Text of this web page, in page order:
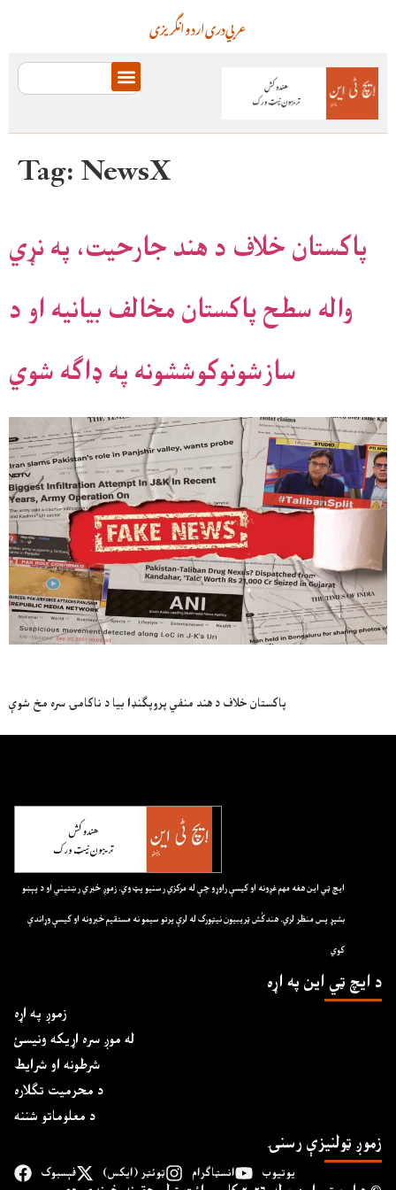
انگریزیاردودریعربي
Tag:NewsX
پاکستان خلاف د هند جارحيت، په نړي
واله سطح پاکستان مخالف بيانيه او د
سازشونوکوششونه په ډاګه شوي
پاکستان خلاف د هند منفي پروپګنډا بيا د ناکامۍ سره مخ شوې
ايچ ټي اين هغه مهم غږونه او کيسې راوړو چې له مرکزي رسنيو پټ وي. زموږ خبري رښتيني او د پېښو
بشپړ پس منظر لري. هندکُش ټريبيون نيټورک له لرې پرتو سيمو نه مستقيم خبرونه او کيسې وړاندې
کوي
د ايچ ټي اين په اړه
زموږ په اړه
له موږ سره اړیکه ونیسئ
شرطونه او شرایط
د محرمیت تګلاره
د معلوماتو شننه
زموږ ټولنیزې رسنۍ
فېسبوک ټوئټر (ایکس) انسټاګرام یوتیوب